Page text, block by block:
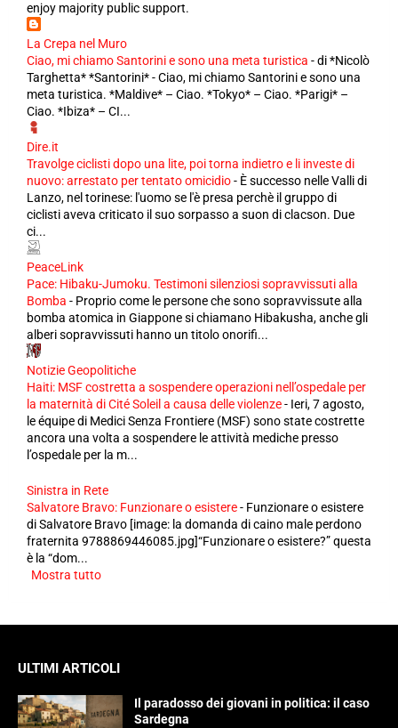
enjoy majority public support.
La Crepa nel Muro
Ciao, mi chiamo Santorini e sono una meta turistica -di *Nicolò
Targhetta* *Santorini* - Ciao, mi chiamo Santorini e sono una
meta turistica. *Maldive* – Ciao. *Tokyo* – Ciao. *Parigi* –
Ciao. *Ibiza* – CI...
Dire.it
Travolge ciclisti dopo una lite, poi torna indietro e li investe di
nuovo: arrestato per tentato omicidio- È successo nelle Valli di
Lanzo, nel torinese: l'uomo se l'è presa perchè il gruppo di
ciclisti aveva criticato il suo sorpasso a suon di clacson. Due
ci...
PeaceLink
Pace: Hibaku-Jumoku. Testimoni silenziosi sopravvissuti alla
Bomba - Proprio come le persone che sono sopravvissute alla
bomba atomica in Giappone si chiamano Hibakusha, anche gli
alberi sopravvissuti hanno un titolo onorifi...
Notizie Geopolitiche
Haiti: MSF costretta a sospendere operazioni nell’ospedale per
la maternità di Cité Soleil a causa delle violenze- Ieri, 7 agosto,
le équipe di Medici Senza Frontiere (MSF) sono state costrette
ancora una volta a sospendere le attività mediche presso
l’ospedale per la m...
Sinistra in Rete
Salvatore Bravo: Funzionare o esistere- Funzionare o esistere
di Salvatore Bravo [image: la domanda di caino male perdono
fraternita 9788869446085.jpg]“Funzionare o esistere?” questa
è la “dom...
Mostra tutto
ULTIMI ARTICOLI
Il paradosso dei giovani in politica: il caso
Sardegna